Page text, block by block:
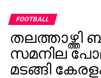
FOOTBALL
തലത്താഴ്ത്തി
സമനില
മടങ്ങി